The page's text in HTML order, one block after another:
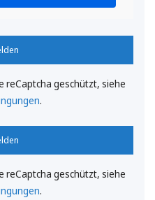
reCaptcha geschützt, siehe
.
reCaptcha geschützt, siehe
.